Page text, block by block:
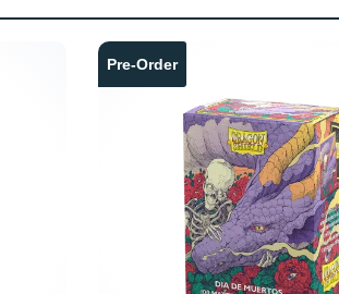
Pre-Order